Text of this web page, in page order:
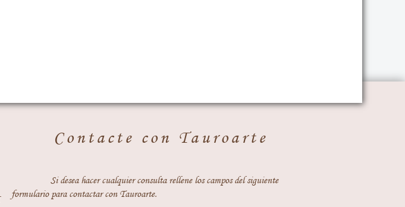
Contacte con Tauroarte
Si desea hacer cualquier consulta rellene los campos del siguiente
formulario para contactar con Tauroarte.